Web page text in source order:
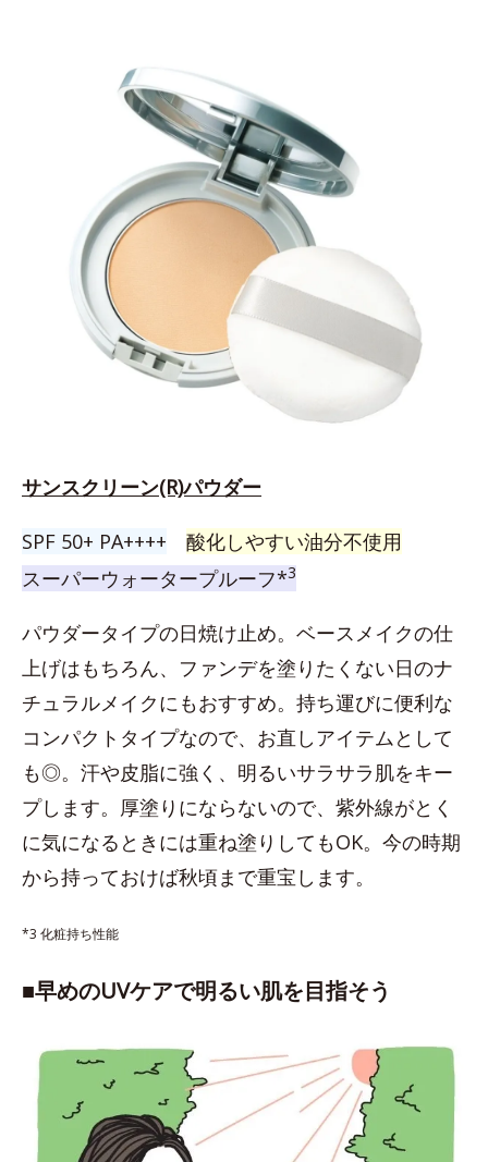
サンスクリーン(R)パウダー
SPF 50+ PA++++
酸化しやすい油分不使用
スーパーウォータープルーフ*3
パウダータイプの日焼け止め。ベースメイクの仕
上げはもちろん、ファンデを塗りたくない日のナ
チュラルメイクにもおすすめ。持ち運びに便利な
コンパクトタイプなので、お直しアイテムとして
も◎。汗や皮脂に強く、明るいサラサラ肌をキー
プします。厚塗りにならないので、紫外線がとく
に気になるときには重ね塗りしてもOK。今の時期
から持っておけば秋頃まで重宝します。
*3 化粧持ち性能
■早めのUVケアで明るい肌を目指そう